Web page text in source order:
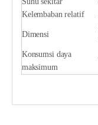
Kelembaban relatif
Dimensi
Konsumsi daya
maksimum